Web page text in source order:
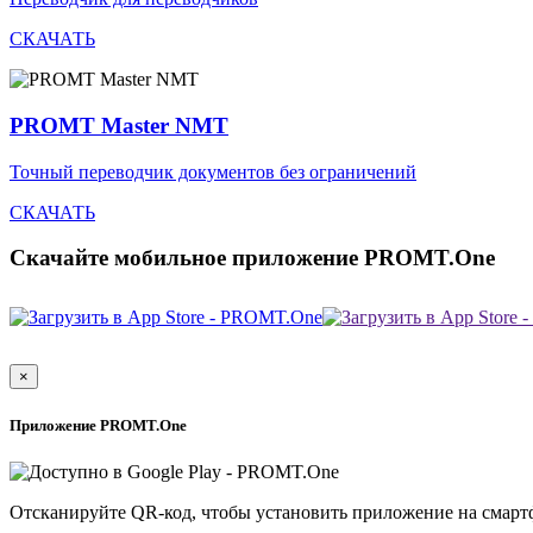
СКАЧАТЬ
PROMT Master NMT
Точный переводчик документов без ограничений
СКАЧАТЬ
Скачайте мобильное приложение PROMT.One
×
Приложение PROMT.One
Отсканируйте QR-код, чтобы установить приложение на